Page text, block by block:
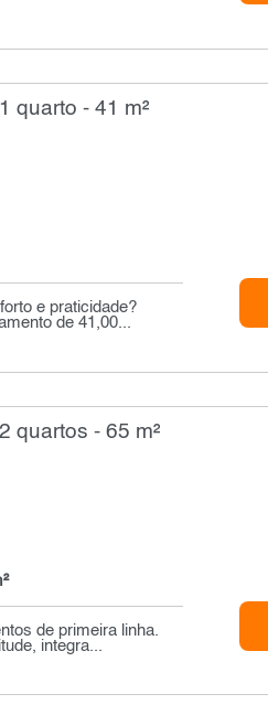
quarto - 41 m²
e praticidade?
de 41,00...
quartos - 65 m²
de primeira linha.
integra...